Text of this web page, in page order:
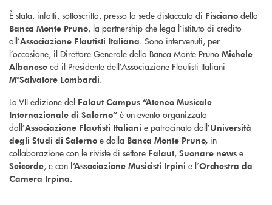
È stata, infatti, sottoscritta, presso la sede distaccata di Fisciano della
Banca Monte Pruno, la partnership che lega l’istituto di credito
all’Associazione Flautisti Italiana. Sono intervenuti, per
l’occasione, il Direttore Generale della Banca Monte Pruno Michele
Albanese ed il Presidente dell’Associazione Flautisti Italiani
M°Salvatore Lombardi.
La VII edizione del Falaut Campus “Ateneo Musicale
Internazionale di Salerno” è un evento organizzato
dall’Associazione Flautisti Italiani e patrocinato dall’Università
degli Studi di Salerno e dalla Banca Monte Pruno, in
collaborazione con le riviste di settore Falaut, Suonare news e
Seicorde, e con l’Associazione Musicisti Irpini e l’Orchestra da
Camera Irpina.